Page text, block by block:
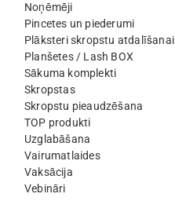
Noņēmēji
Pincetes un piederumi
Plāksteri skropstu atdalīšanai
Planšetes / Lash BOX
Sākuma komplekti
Skropstas
Skropstu pieaudzēšana
TOP produkti
Uzglabāšana
Vairumatlaides
Vaksācija
Vebināri